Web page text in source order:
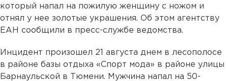
который напал на пожилую женщину с ножом и
отнял у нее золотые украшения. Об этом агентству
ЕАН сообщили в пресс-службе ведомства.
Инцидент произошел 21 августа днем в лесополосе
в районе базы отдыха «Спорт мода» в районе улицы
Барнаульской в Тюмени. Мужчина напал на 50-